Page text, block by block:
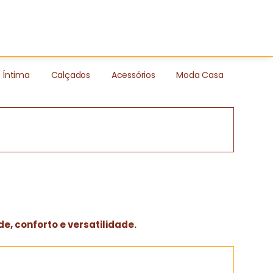
Íntima Calçados Acessórios Moda Casa
conforto e versatilidade.